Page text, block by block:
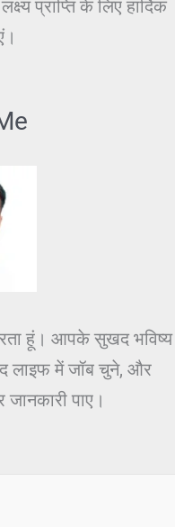
प्राप्ति के लिए हार्दिक
हूं। आपके सुखद भविष्य
लाइफ में जॉब चुने, और
पाए।